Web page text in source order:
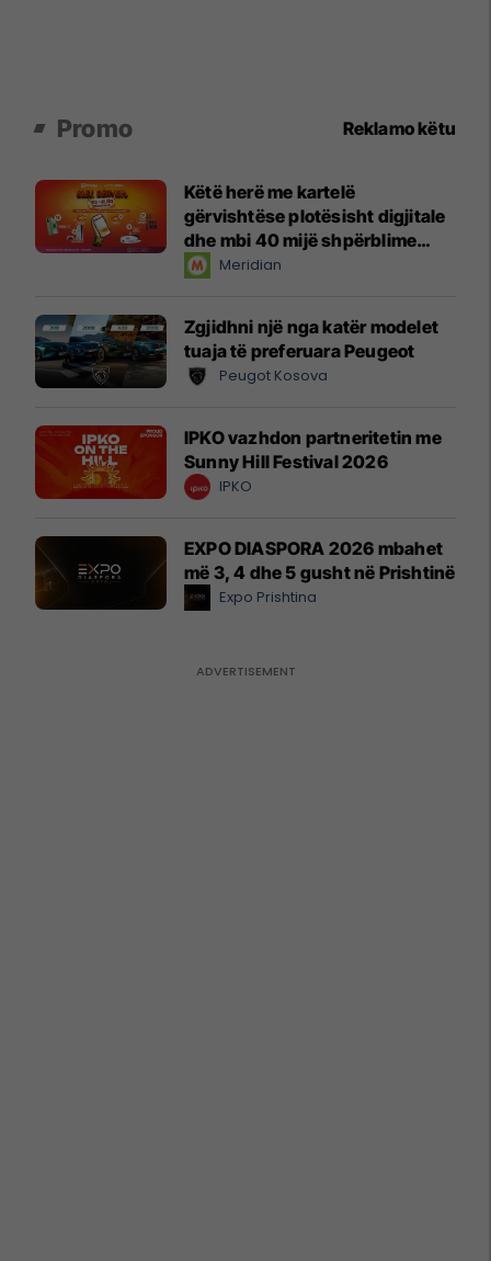
Promo Reklamo këtu
Këtë herë me kartelë
gërvishtëse plotësisht digjitale
dhe mbi 40 mijë shpërblime
instant!Meridian
Zgjidhni një nga katër modelet
tuaja të preferuara Peugeot
Peugot Kosova
IPKO vazhdon partneritetin me
Sunny Hill Festival 2026
IPKO
EXPO DIASPORA 2026 mbahet
më 3, 4 dhe 5 gusht në Prishtinë
Expo Prishtina